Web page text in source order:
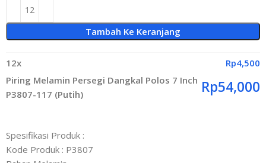
Tambah Ke Keranjang
12x Rp4,500
Piring Melamin Persegi Dangkal Polos 7 Inch
P3807-117 (Putih)
Rp54,000
Spesifikasi Produk :
Kode Produk : P3807